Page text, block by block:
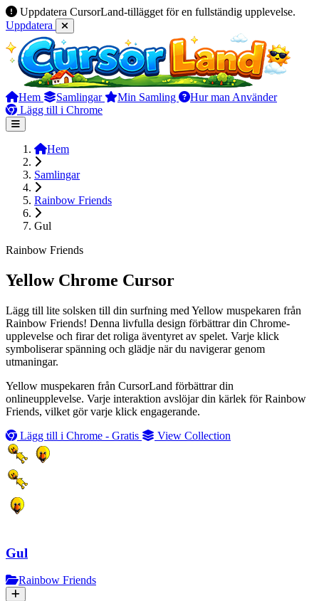
Uppdatera CursorLand-tillägget för en fullständig upplevelse.
Uppdatera
Hem Samlingar Min Samling
Hur man Använder
Lägg till i Chrome
Hem
Samlingar
Rainbow Friends
Gul
Rainbow Friends
Yellow Chrome Cursor
Lägg till lite solsken till din surfning med Yellow muspekaren från
Rainbow Friends! Denna livfulla design förbättrar din Chrome-
upplevelse och firar det roliga äventyret av spelet. Varje klick
symboliserar spänning och glädje när du navigerar genom
utmaningar.
Yellow muspekaren från CursorLand förbättrar din
onlineupplevelse. Varje interaktion avslöjar din kärlek för Rainbow
Friends, vilket gör varje klick engagerande.
Lägg till i Chrome - Gratis
View Collection
Gul
Rainbow Friends